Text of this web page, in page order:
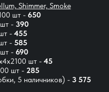
Shimmer, Smoke
шт - 650
- 390
- 455
- 585
- 690
шт - 45
шт - 285
5 наличников) - 3 575